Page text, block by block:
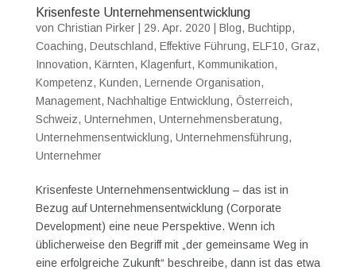
Krisenfeste Unternehmensentwicklung
von Christian Pirker| 29. Apr. 2020 Blog, Buchtipp,
Coaching, Deutschland, Effektive Führung, ELF10, Graz,
Innovation, Kärnten, Klagenfurt, Kommunikation,
Kompetenz, Kunden, Lernende Organisation,
Management, Nachhaltige Entwicklung, Österreich,
Schweiz, Unternehmen, Unternehmensberatung,
Unternehmensentwicklung, Unternehmensführung,
Unternehmer
Krisenfeste Unternehmensentwicklung – das ist in
Bezug auf Unternehmensentwicklung (Corporate
Development) eine neue Perspektive. Wenn ich
üblicherweise den Begriff mit „der gemeinsame Weg in
eine erfolgreiche Zukunft“ beschreibe, dann ist das etwa